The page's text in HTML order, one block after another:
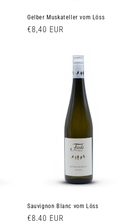
Gelber Muskateller vom Löss
Normaler
€8,40 EUR
Sauvignon Blanc vom Löss
Normaler
€8,40 EUR